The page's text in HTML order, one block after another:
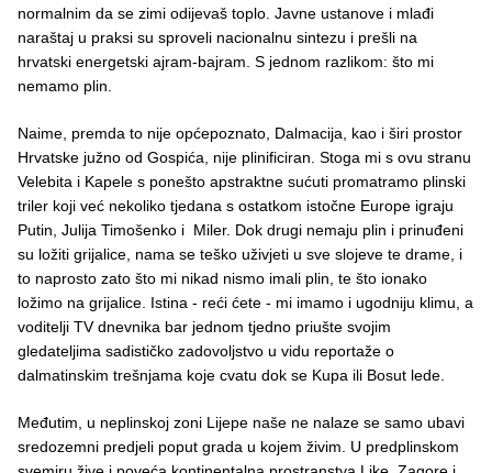
normalnim da se zimi odijevaš toplo. Javne ustanove i mlađi
naraštaj u praksi su sproveli nacionalnu sintezu i prešli na
hrvatski energetski ajram-bajram. S jednom razlikom: što mi
nemamo plin.
Naime, premda to nije općepoznato, Dalmacija, kao i širi prostor
Hrvatske južno od Gospića, nije plinificiran. Stoga mi s ovu stranu
Velebita i Kapele s ponešto apstraktne sućuti promatramo plinski
triler koji već nekoliko tjedana s ostatkom istočne Europe igraju
Putin, Julija Timošenko i Miler. Dok drugi nemaju plin i prinuđeni
su ložiti grijalice, nama se teško uživjeti u sve slojeve te drame, i
to naprosto zato što mi nikad nismo imali plin, te što ionako
ložimo na grijalice. Istina - reći ćete - mi imamo i ugodniju klimu, a
voditelji TV dnevnika bar jednom tjedno priušte svojim
gledateljima sadističko zadovoljstvo u vidu reportaže o
dalmatinskim trešnjama koje cvatu dok se Kupa ili Bosut lede.
Međutim, u neplinskoj zoni Lijepe naše ne nalaze se samo ubavi
sredozemni predjeli poput grada u kojem živim. U predplinskom